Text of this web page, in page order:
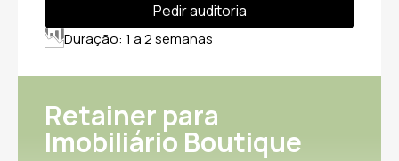
Pedir auditoria
Duração: 1 a 2 semanas
Retainer para
Imobiliário Boutique